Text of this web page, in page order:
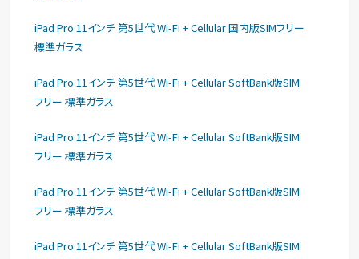
iPad Pro 11インチ 第5世代 Wi-Fi + Cellular 国内版SIMフリー
標準ガラス
iPad Pro 11インチ 第5世代 Wi-Fi + Cellular SoftBank版SIM
フリー 標準ガラス
iPad Pro 11インチ 第5世代 Wi-Fi + Cellular SoftBank版SIM
フリー 標準ガラス
iPad Pro 11インチ 第5世代 Wi-Fi + Cellular SoftBank版SIM
フリー 標準ガラス
iPad Pro 11インチ 第5世代 Wi-Fi + Cellular SoftBank版SIM